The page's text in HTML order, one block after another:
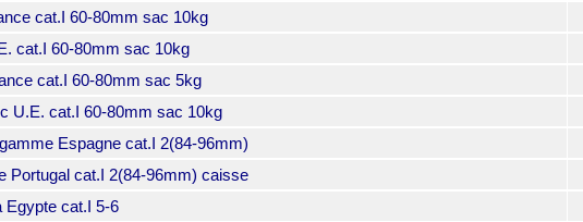
cat.I 60-80mm sac 10kg
cat.I 60-80mm sac 10kg
cat.I 60-80mm sac 5kg
U.E. cat.I 60-80mm sac 10kg
Espagne cat.I 2(84-96mm)
Portugal cat.I 2(84-96mm) caisse
Egypte cat.I 5-6